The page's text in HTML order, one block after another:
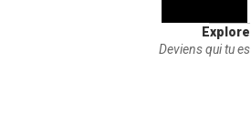
Explore
Deviens qui tu es